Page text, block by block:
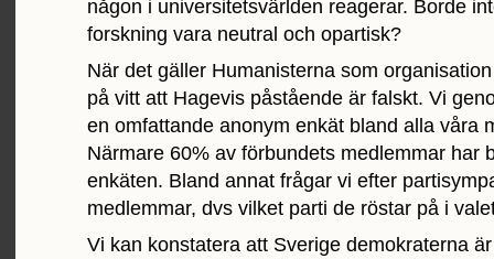
någon i universitetsvärlden reagerar. Borde
forskning vara neutral och opartisk?
När det gäller Humanisterna som
på vitt att Hagevis påstående är falskt. Vi
en omfattande anonym enkät bland alla våra
Närmare 60% av förbundets medlemmar har
enkäten. Bland annat frågar vi efter
medlemmar, dvs vilket parti de röstar på i
Vi kan konstatera att Sverige demokraterna är